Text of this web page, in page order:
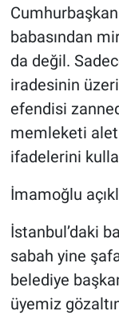
babasından
da değil.
iradesinin
efendisi
memleketi alet
ifadelerini
İmamoğlu
İstanbul’daki
sabah yine
belediye
üyemiz
Popüler
Programlar
Sağlık
Spor
Türkiye'nin
Yerel